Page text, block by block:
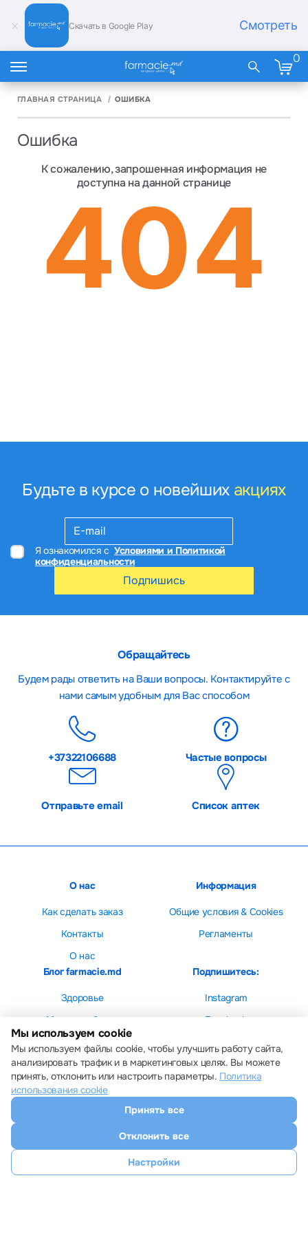
Скачать в Google Play Смотреть
0
ГЛАВНАЯ СТРАНИЦА ОШИБКА
Ошибка
К сожалению, запрошенная информация не
доступна на данной странице
Будьте в курсе о новейших акциях
Я ознакомился с Условиями и Политикой
конфиденциальности
Подпишись
Обращайтесь
Будем рады ответить на Ваши вопросы. Контактируйте с
нами самым удобным для Вас способом
+37322106688 Частые вопросы
Отправьте email Список аптек
О нас
Как сделать заказ
Контакты
О нас
Информация
Общие условия & Cookies
Регламенты
Блог farmacie.md
Здоровье
Мама и ребенок
Красота
Подпишитесь:
Instagram
Facebook
Все права защищены © 2013 – 2026 Farmacie.md
Скачайте наше приложение
Настройки cookie
Мы используем cookie
Мы используем файлы cookie, чтобы улучшить работу сайта,
анализировать трафик и в маркетинговых целях. Вы можете
принять, отклонить или настроить параметры. Политика
использования cookie
Принять все
Отклонить все
Настройки